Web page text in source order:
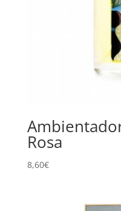
Rosa
8,60€